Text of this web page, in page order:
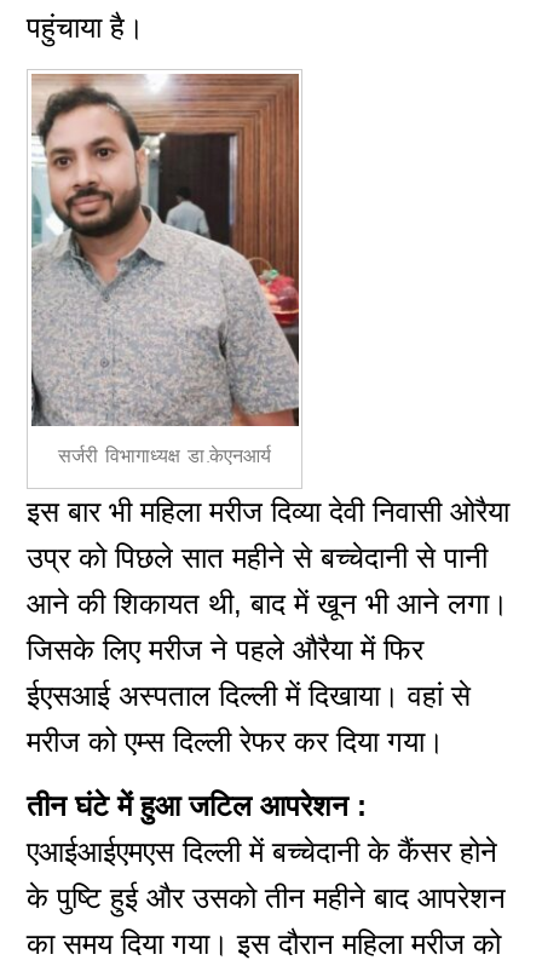
पहुंचाया है।
सर्जरी विभागाध्यक्ष डा.केएनआर्य
इस बार भी महिला मरीज दिव्या देवी निवासी ओरैया
उप्र को पिछले सात महीने से बच्चेदानी से पानी
आने की शिकायत थी, बाद में खून भी आने लगा।
जिसके लिए मरीज ने पहले औरैया में फिर
ईएसआई अस्पताल दिल्ली में दिखाया। वहां से
मरीज को एम्स दिल्ली रेफर कर दिया गया।
तीन घंटे में हुआ जटिल आपरेशन :
एआईआईएमएस दिल्ली में बच्चेदानी के कैंसर होने
के पुष्टि हुई और उसको तीन महीने बाद आपरेशन
का समय दिया गया। इस दौरान महिला मरीज को